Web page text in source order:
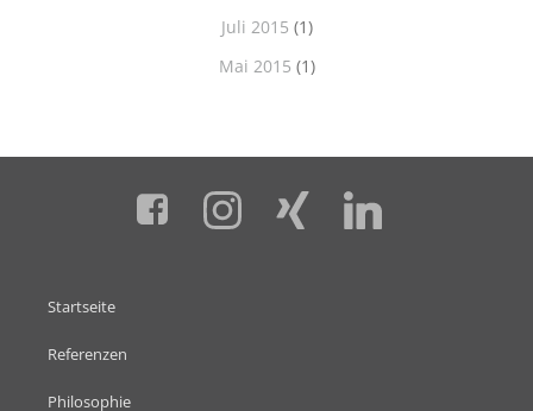
Juli 2015 (1)
Mai 2015 (1)
Startseite
Referenzen
Philosophie